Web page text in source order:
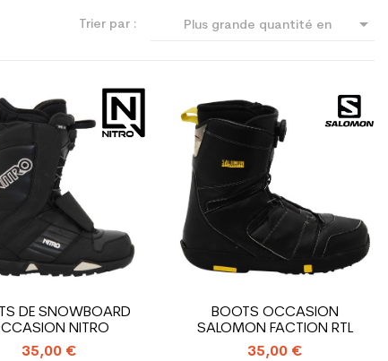
Trier par : Plus grande quantité en 
DE SNOWBOARD
NITRO
35,00 €
BOOTS OCCASION
SALOMON FACTION RTL
35,00 €